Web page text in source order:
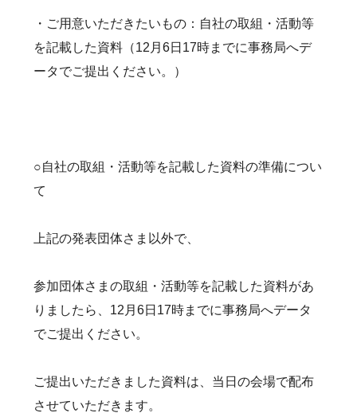
・ご用意いただきたいもの：自社の取組・活動等
を記載した資料（12月6日17時までに事務局へデ
ータでご提出ください。）
○自社の取組・活動等を記載した資料の準備につい
て
上記の発表団体さま以外で、
参加団体さまの取組・活動等を記載した資料があ
りましたら、12月6日17時までに事務局へデータ
でご提出ください。
ご提出いただきました資料は、当日の会場で配布
させていただきます。